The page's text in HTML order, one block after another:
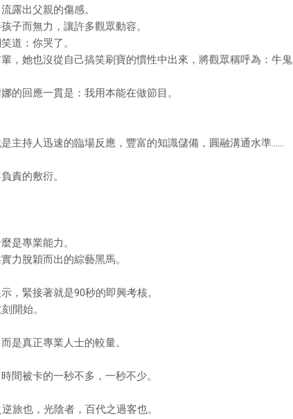
露出父親的傷感。
子而無力，讓許多觀眾動容。
道：你哭了。
，她也沒從自己搞笑刷寶的慣性中出來，將觀眾稱呼為：牛鬼
的回應一貫是：我用本能在做節目。
主持人迅速的臨場反應，豐富的知識儲備，圓融溝通水準……
責的敷衍。
是專業能力。
力脫穎而出的綜藝黑馬。
，緊接著就是90秒的即興考核。
開始。
是真正專業人士的較量。
間被卡的一秒不多，一秒不少。
旅也，光陰者，百代之過客也。